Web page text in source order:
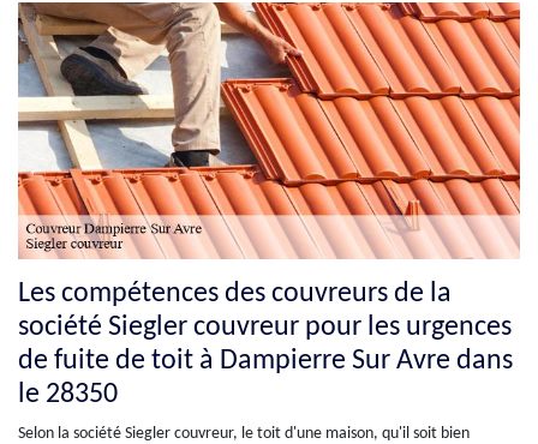
Les compétences des couvreurs de la
société Siegler couvreur pour les urgences
de fuite de toit à Dampierre Sur Avre dans
le 28350
Selon la société Siegler couvreur, le toit d'une maison, qu'il soit bien